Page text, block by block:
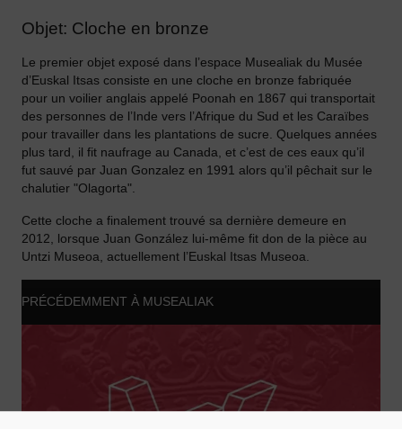
Objet: Cloche en bronze
Le premier objet exposé dans l’espace Musealiak du Musée
d’Euskal Itsas consiste en une cloche en bronze fabriquée
pour un voilier anglais appelé Poonah en 1867 qui transportait
des personnes de l’Inde vers l’Afrique du Sud et les Caraïbes
pour travailler dans les plantations de sucre. Quelques années
plus tard, il fit naufrage au Canada, et c’est de ces eaux qu’il
fut sauvé par Juan Gonzalez en 1991 alors qu’il pêchait sur le
chalutier "Olagorta".
Cette cloche a finalement trouvé sa dernière demeure en
2012, lorsque Juan González lui-même fit don de la pièce au
Untzi Museoa, actuellement l’Euskal Itsas Museoa.
PRÉCÉDEMMENT À MUSEALIAK